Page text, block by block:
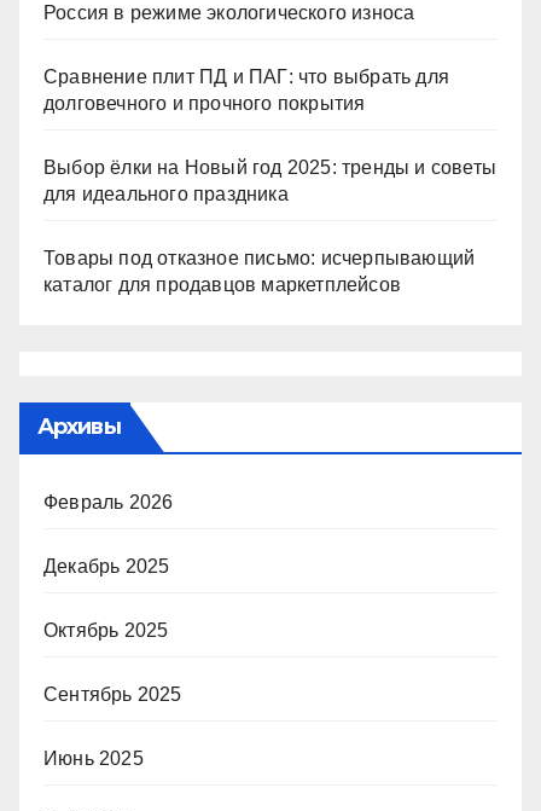
Россия в режиме экологического износа
Сравнение плит ПД и ПАГ: что выбрать для
долговечного и прочного покрытия
Выбор ёлки на Новый год 2025: тренды и советы
для идеального праздника
Товары под отказное письмо: исчерпывающий
каталог для продавцов маркетплейсов
Архивы
Февраль 2026
Декабрь 2025
Октябрь 2025
Сентябрь 2025
Июнь 2025